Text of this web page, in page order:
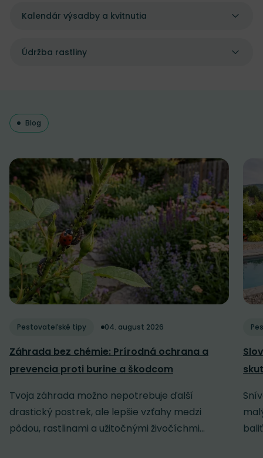
Kalendár výsadby a kvitnutia
Údržba rastliny
Blog
Pestovateľské tipy 04. august 2026
Záhrada bez chémie: Prírodná ochrana a
prevencia proti burine a škodcom
Tvoja záhrada možno nepotrebuje ďalší
drastický postrek, ale lepšie vzťahy medzi
pôdou, rastlinami a užitočnými živočíchmi...